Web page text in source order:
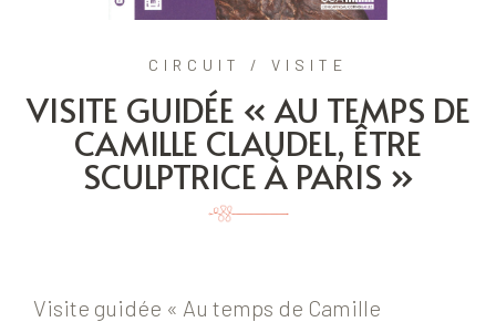
CIRCUIT / VISITE
VISITE GUIDÉE « AU TEMPS DE
CAMILLE CLAUDEL, ÊTRE
SCULPTRICE À PARIS »
Visite guidée « Au temps de Camille